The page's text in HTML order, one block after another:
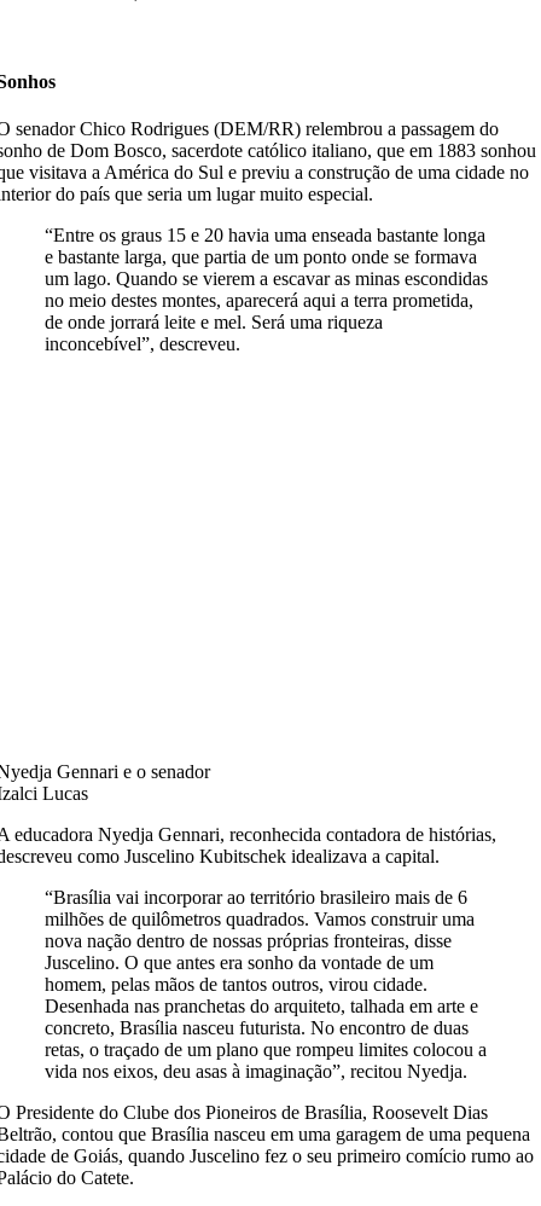
senador Chico Rodrigues (DEM/RR) relembrou a passagem do
de Dom Bosco, sacerdote católico italiano, que em 1883 sonhou
visitava a América do Sul e previu a construção de uma cidade no
do país que seria um lugar muito especial.
“Entre os graus 15 e 20 havia uma enseada bastante longa
e bastante larga, que partia de um ponto onde se formava
um lago. Quando se vierem a escavar as minas escondidas
no meio destes montes, aparecerá aqui a terra prometida,
de onde jorrará leite e mel. Será uma riqueza
inconcebível”, descreveu.
Gennari e o senador
Lucas
educadora Nyedja Gennari, reconhecida contadora de histórias,
como Juscelino Kubitschek idealizava a capital.
“Brasília vai incorporar ao território brasileiro mais de 6
milhões de quilômetros quadrados. Vamos construir uma
nova nação dentro de nossas próprias fronteiras, disse
Juscelino. O que antes era sonho da vontade de um
homem, pelas mãos de tantos outros, virou cidade.
Desenhada nas pranchetas do arquiteto, talhada em arte e
concreto, Brasília nasceu futurista. No encontro de duas
retas, o traçado de um plano que rompeu limites colocou a
vida nos eixos, deu asas à imaginação”, recitou Nyedja.
Presidente do Clube dos Pioneiros de Brasília, Roosevelt Dias
contou que Brasília nasceu em uma garagem de uma pequena
de Goiás, quando Juscelino fez o seu primeiro comício rumo ao
do Catete.